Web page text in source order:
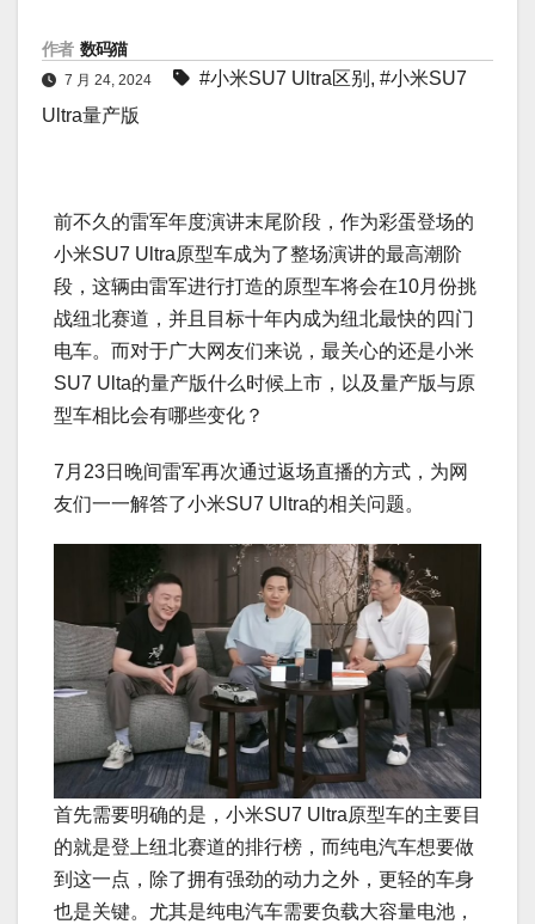
作者 数码猫
7 月 24, 2024 #小米SU7 Ultra区别 , #小米SU7
Ultra量产版
前不久的雷军年度演讲末尾阶段，作为彩蛋登场的
小米SU7 Ultra原型车成为了整场演讲的最高潮阶
段，这辆由雷军进行打造的原型车将会在10月份挑
战纽北赛道，并且目标十年内成为纽北最快的四门
电车。而对于广大网友们来说，最关心的还是小米
SU7 Ulta的量产版什么时候上市，以及量产版与原
型车相比会有哪些变化？
7月23日晚间雷军再次通过返场直播的方式，为网
友们一一解答了小米SU7 Ultra的相关问题。
首先需要明确的是，小米SU7 Ultra原型车的主要目
的就是登上纽北赛道的排行榜，而纯电汽车想要做
到这一点，除了拥有强劲的动力之外，更轻的车身
也是关键。尤其是纯电汽车需要负载大容量电池，